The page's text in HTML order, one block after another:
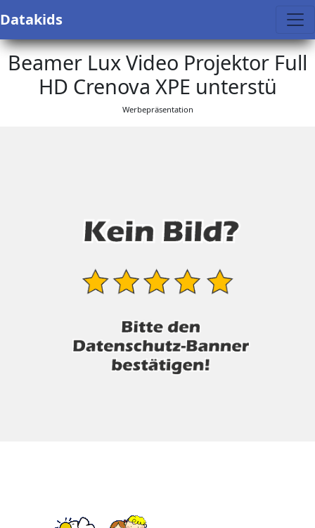
Datakids
Beamer Lux Video Projektor Full
HD Crenova XPE unterstü
Werbepräsentation